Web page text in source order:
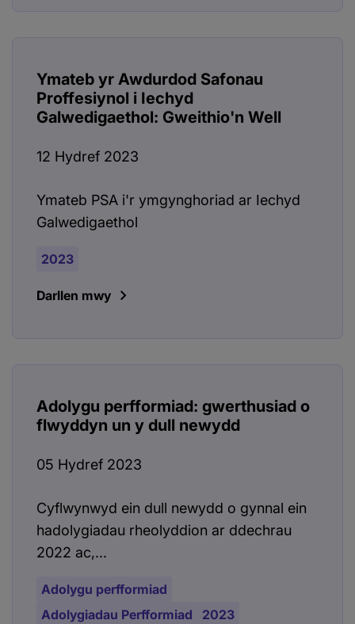
Ymateb yr Awdurdod Safonau
Proffesiynol i Iechyd
Galwedigaethol: Gweithio'n Well
12 Hydref 2023
Ymateb PSA i'r ymgynghoriad ar Iechyd
Galwedigaethol
2023
Darllen mwy
Adolygu perfformiad: gwerthusiad o
flwyddyn un y dull newydd
05 Hydref 2023
Cyflwynwyd ein dull newydd o gynnal ein
hadolygiadau rheolyddion ar ddechrau
2022 ac,...
Adolygu perfformiad
Adolygiadau Perfformiad
2023